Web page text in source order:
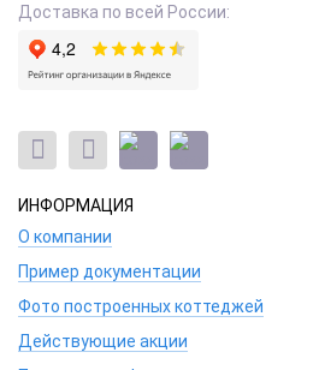
Доставка по всей России:
ИНФОРМАЦИЯ
О компании
Пример документации
Фото построенных коттеджей
Действующие акции